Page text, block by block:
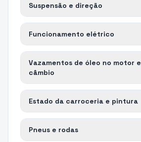
Suspensão e direção
Funcionamento elétrico
Vazamentos de óleo no motor e
câmbio
Estado da carroceria e pintura
Pneus e rodas